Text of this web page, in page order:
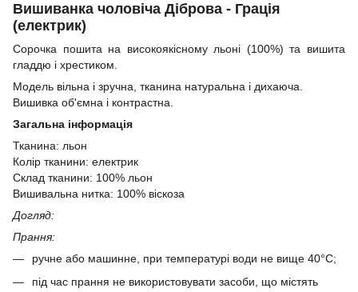
Вишиванка чоловіча Діброва - Грація
(електрик)
Сорочка пошита на високоякісному льоні (100%) та вишита
гладдю і хрестиком.
Модель вільна і зручна, тканина натуральна і дихаюча.
Вишивка об'ємна і контрастна.
Загальна інформація
Тканина: льон
Колір тканини: електрик
Склад тканини: 100% льон
Вишивальна нитка: 100% віскоза
Догляд:
Прання:
ручне або машинне, при температурі води не вище 40°C;
під час прання не використовувати засоби, що містять